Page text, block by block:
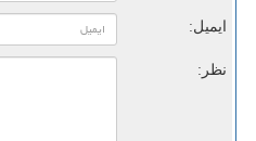
ایمیل:
نظر: